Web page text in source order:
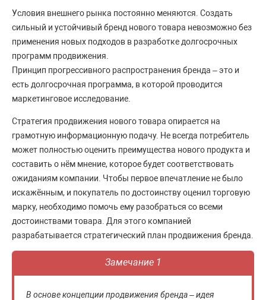
Условия внешнего рынка постоянно меняются. Создать
сильный и устойчивый бренд нового товара невозможно без
применения новых подходов в разработке долгосрочных
программ продвижения.
Принцип прогрессивного распространения бренда – это и
есть долгосрочная программа, в которой проводится
маркетинговое исследование.
Стратегия продвижения нового товара опирается на
грамотную информационную подачу. Не всегда потребитель
может полностью оценить преимущества нового продукта и
составить о нём мнение, которое будет соответствовать
ожиданиям компании. Чтобы первое впечатление не было
искажённым, и покупатель по достоинству оценил торговую
марку, необходимо помочь ему разобраться со всеми
достоинствами товара. Для этого компанией
разрабатывается стратегический план продвижения бренда.
Замечание 1
В основе концепции продвижения бренда – идея